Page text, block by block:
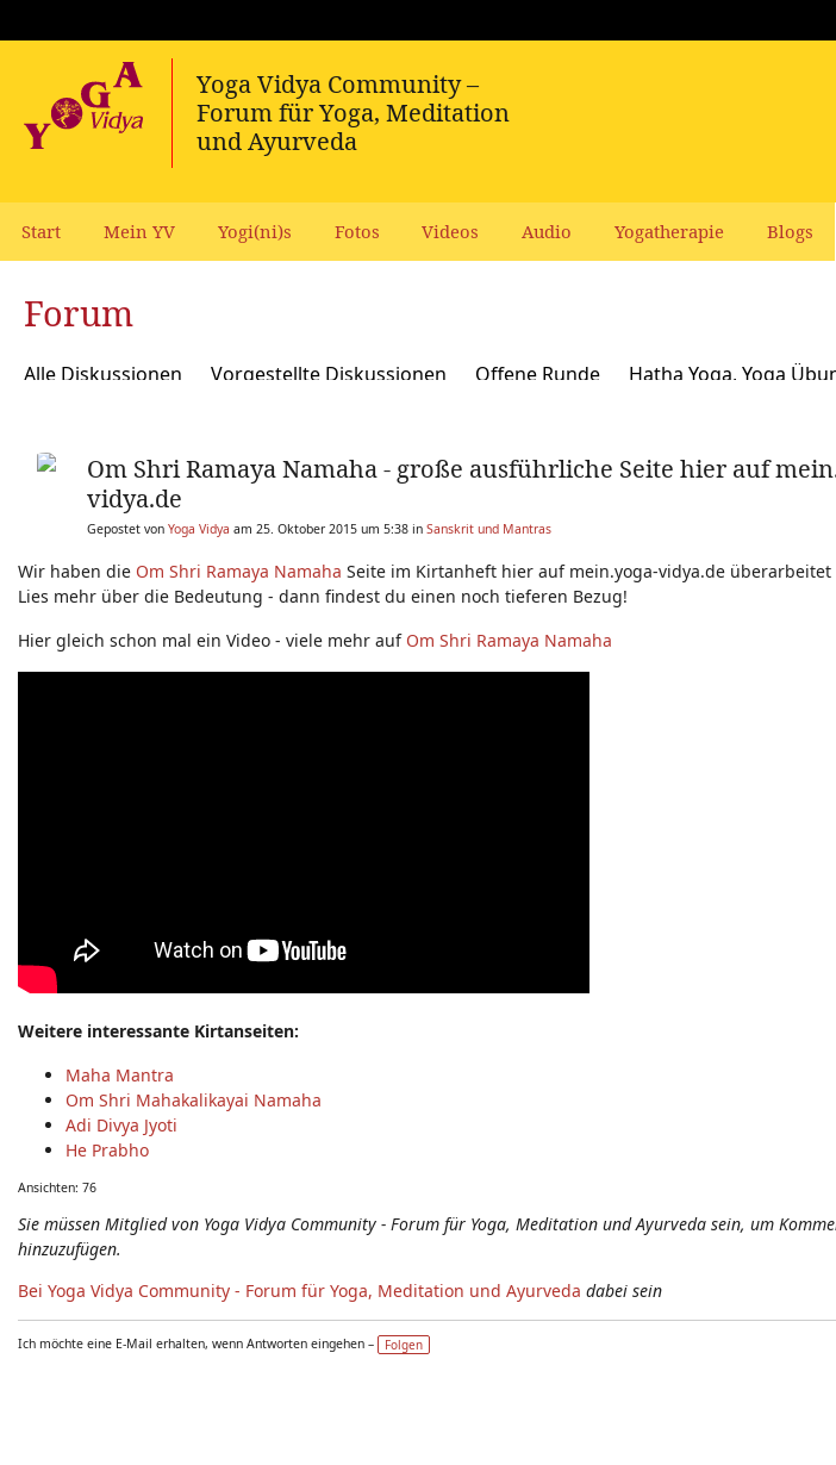
Start Mein YV Yogi(ni)s Fotos Videos Audio Yogatherapie Blogs
Forum
Alle Diskussionen Vorgestellte Diskussionen Offene Runde Hatha Yoga, Yoga
Schamanismus,
Yoga Psychologie und Psychologische Yogatherapie
Ausbildungen und Seminare bei
Ökologie, polit Engagement, soziale Verantwortung
Neuigkeiten - Feedback - Anregungen zum Yoga-Forum
Om Shri Ramaya Namaha - große ausführliche Seite hier auf
vidya.de
Gepostet von Yoga Vidya am 25. Oktober 2015 um 5:38 in Sanskrit und Mantras
Wir haben die Om Shri Ramaya Namaha Seite im Kirtanheft hier auf mein.yoga-vidya.de
Lies mehr über die Bedeutung - dann findest du einen noch tieferen Bezug!
Hier gleich schon mal ein Video - viele mehr auf Om Shri Ramaya Namaha
Weitere interessante Kirtanseiten:
Maha Mantra
Om Shri Mahakalikayai Namaha
Adi Divya Jyoti
He Prabho
Ansichten: 76
Sie müssen Mitglied von Yoga Vidya Community - Forum für Yoga, Meditation und Ayurveda sein, um
hinzuzufügen.
Bei Yoga Vidya Community - Forum für Yoga, Meditation und Ayurveda dabei sein
Ich möchte eine E-Mail erhalten, wenn Antworten eingehen – Folgen